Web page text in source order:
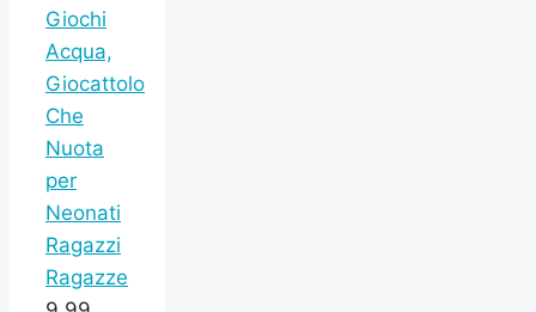
Giochi
Acqua,
Giocattolo
Che
Nuota
per
Neonati
Ragazzi
Ragazze